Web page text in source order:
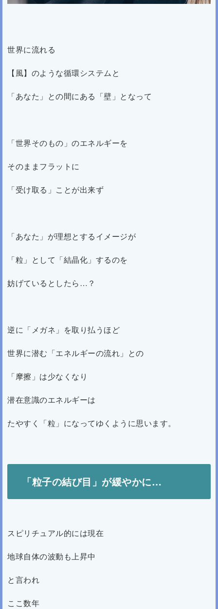
世界に流れる
【風】のような循環システムと
「あなた」との間にある「壁」となって
「世界そのもの」のエネルギーを
そのままフラットに
「受け取る」ことが出来ず
「あなた」が理想とするイメージが
「粒」として「結晶化」するのを
妨げているとしたら…？
逆に「メガネ」を取り払うほど
世界に潜む「エネルギーの流れ」との
「摩擦」は少なくなり
潜在意識のエネルギーは
たやすく「粒」になってゆくように思います。
「粒子の結び目」が緩やかに…
スピリチュアル的には現在
地球自体の波動も上昇中
と言われ
ここ数年